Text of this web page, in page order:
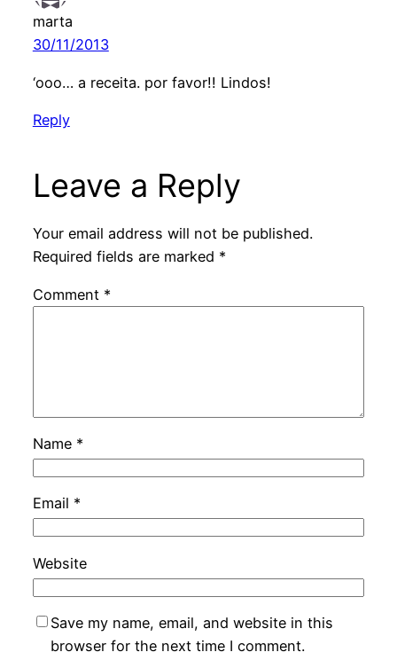
marta
30/11/2013
‘ooo… a receita. por favor!! Lindos!
Reply
Leave a Reply
Your email address will not be published.
Required fields are marked *
Comment *
Name *
Email *
Website
Save my name, email, and website in this
browser for the next time I comment.